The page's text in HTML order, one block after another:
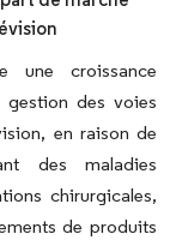
une croissance
des voies
en raison de
des maladies
chirurgicales,
de produits